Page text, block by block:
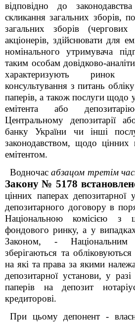
відповідно до
скликання загальних зборів,
загальних зборів
акціонерів, здійснювати для
номінального утримувача
таким особам довідково-
характеризують ринок
консультування з питань
паперів, а також послуги щодо
емітента або
Центральному депозитарії
банку України чи інші
законодавством, щодо цінних
емітентом.
Водночасабзацом третім
Закону № 5178
цінних паперах депозитарної
депозитарного договору в
Національною комісією з
фондового ринку, а у
Законом, - Національним
зберігаються та
на які та права за якими
депозитарної установи, у
паперів на депозит
кредиторові.
При цьому депонент -